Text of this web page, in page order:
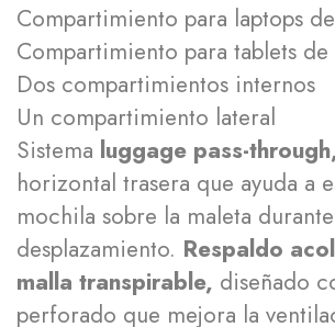
Compartimiento para laptops de
Compartimiento para tablets de
Dos compartimientos internos
Un compartimiento lateral
Sistema luggage pass-
horizontal trasera que ayuda a
mochila sobre la maleta
desplazamiento. Respaldo
malla transpirable, diseñado
perforado que mejora la